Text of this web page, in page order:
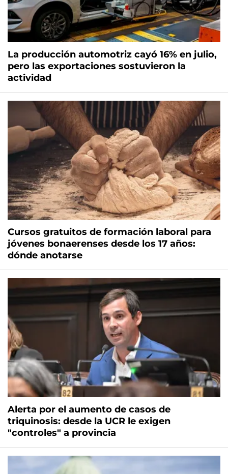
La producción automotriz cayó 16% en julio,
pero las exportaciones sostuvieron la
actividad
Cursos gratuitos de formación laboral para
jóvenes bonaerenses desde los 17 años:
dónde anotarse
Alerta por el aumento de casos de
triquinosis: desde la UCR le exigen
"controles" a provincia